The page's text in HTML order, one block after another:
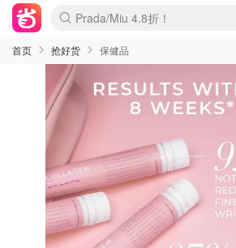
麦卢卡蜂蜜夏促！个位数！
Prada/Miu 4.8折！
啥？必胜客披萨5折！
首页 抢好货 保健品